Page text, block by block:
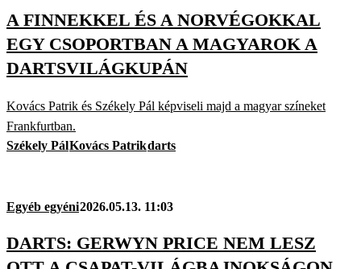
A FINNEKKEL ÉS A NORVÉGOKKAL
EGY CSOPORTBAN A MAGYAROK A
DARTSVILÁGKUPÁN
Kovács Patrik és Székely Pál képviseli majd a magyar színeket
Frankfurtban.
Székely PálKovács Patrikdarts
Egyéb egyéni2026.05.13. 11:03
DARTS: GERWYN PRICE NEM LESZ